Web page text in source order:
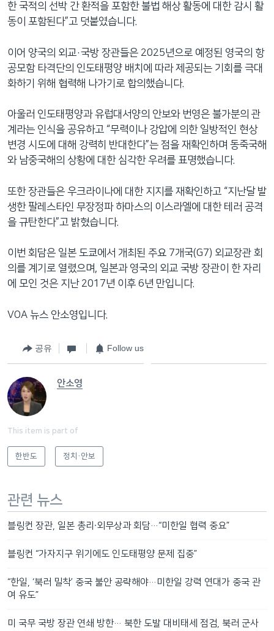
한 국적의 선박 간 환적을 포함한 불법 해상 활동에 대한 감시 활
동이 포함된다”고 덧붙였습니다.
이어 양국의 외교·국방 장관들은 2025년으로 예정된 영국의 항
공모함 타격단의 인도태평양 배치에 따라 제공되는 기회를 극대
화하기 위해 협력해 나가기로 합의했습니다.
아울러 인도태평양과 유럽대서양의 안보와 번영은 불가분의 관
계라는 인식을 공유하고 “무력이나 강압에 의한 일방적인 현상
변경 시도에 대해 강력히 반대한다”는 점을 재확인하며 동죽국해
와 남중국해의 상황에 대한 심각한 우려를 표명했습니다.
또한 장관들은 우크라이나에 대한 지지를 재확인하고 “지난달 발
생한 팔레스타인 무장정파 하마스의 이스라엘에 대한 테러 공격
을 규탄한다”고 밝혔습니다.
이번 회담은 일본 도쿄에서 개최된 주요 7개국(G7) 외교장관 회
의를 계기로 열렸으며, 일본과 영국의 외교 국방 장관이 한 자리
에 모인 것은 지난 2017년 이후 6년 만입니다.
VOA 뉴스 안소영입니다.
공유 Follow us
안소영
This item is part of
한반도 정치·안보
관련 뉴스
블링컨 장관, 일본 총리∙외무상과 회담…“미한일 협력 중요”
블링컨 “가자지구 위기에도 인도태평양 문제 집중”
“한일, ‘북러 밀착’ 중국 불안 공략해야…미한일 강력 연대가 중국 관
여 유도”
미 국무 국방 장관 연쇄 방한… 북한 도발 대비태세 점검, 북러 군사